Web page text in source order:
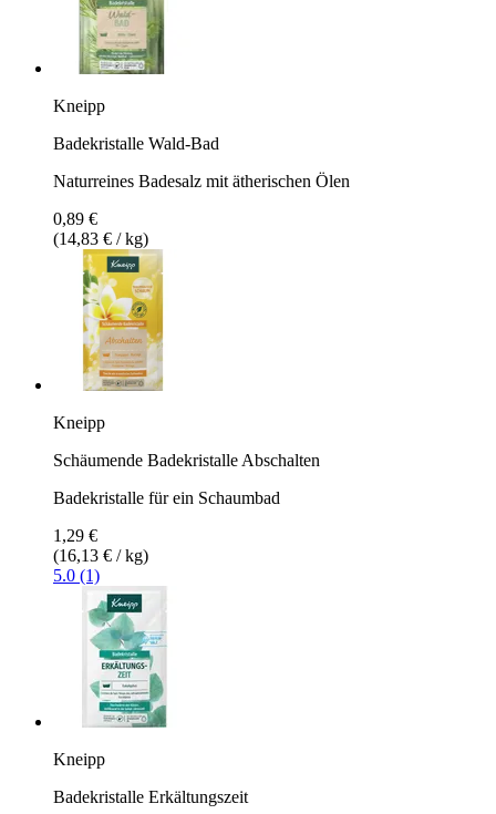
Kneipp
Badekristalle Wald-Bad
Naturreines Badesalz mit ätherischen Ölen
0,89 €
(14,83 € / kg)
Kneipp
Schäumende Badekristalle Abschalten
Badekristalle für ein Schaumbad
1,29 €
(16,13 € / kg)
5.0 (1)
Kneipp
Badekristalle Erkältungszeit